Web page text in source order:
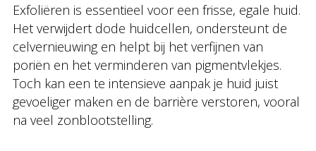
Exfoliëren is essentieel voor een frisse, egale huid.
Het verwijdert dode huidcellen, ondersteunt de
celvernieuwing en helpt bij het verfijnen van
poriën en het verminderen van pigmentvlekjes.
Toch kan een te intensieve aanpak je huid juist
gevoeliger maken en de barrière verstoren, vooral
na veel zonblootstelling.